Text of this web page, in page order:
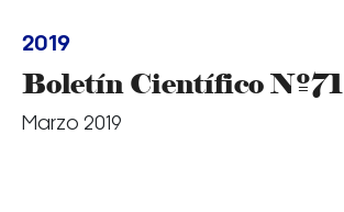
2019
Boletín Científico Nº71
Marzo 2019